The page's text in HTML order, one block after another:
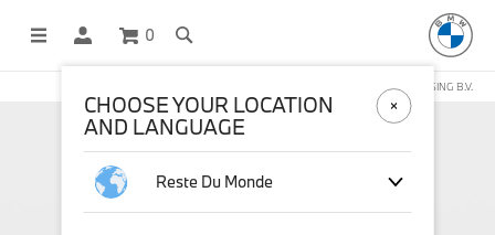
0
BOUTIQUE EN LIGNE GÉRÉE PAR STICHD SPORTSMERCHANDISING B.V.
CHOOSE YOUR LOCATION
AND LANGUAGE
Reste Du Monde